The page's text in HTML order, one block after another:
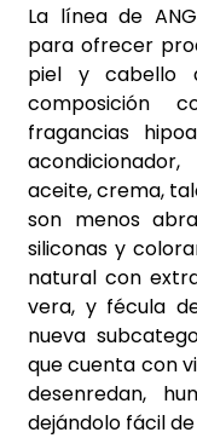
La línea de
para ofrecer
piel y cabello
composición
fragancias
aceite, crema,
son menos
siliconas y
natural con
vera, y fécula
nueva
que cuenta con
desenredan,
dejándolo fácil